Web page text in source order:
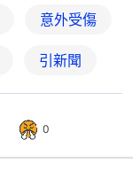
意外受傷
引新聞
0